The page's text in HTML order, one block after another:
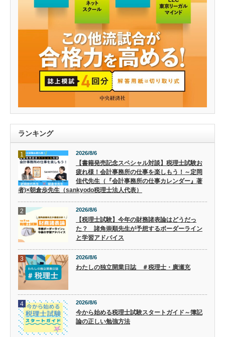
ランキング
1 2026/8/6
【書籍発売記念スペシャル対談】税理士試験お
疲れ様！会計事務所の仕事を楽しもう！～定岡
佳代先生（『会計事務所の仕事カレンダー』著
者)×朝倉歩先生（sankyodo税理士法人代表）
2 2026/8/6
【税理士試験】今年の財務諸表論はどうだっ
た？ 諸角崇順先生が予想するボーダーライン
と学習アドバイス
3 2026/8/6
わたしの独立開業日誌 ＃税理士・廣瀬充
4 2026/8/6
今から始める税理士試験スタートガイド～簿記
論の正しい勉強方法